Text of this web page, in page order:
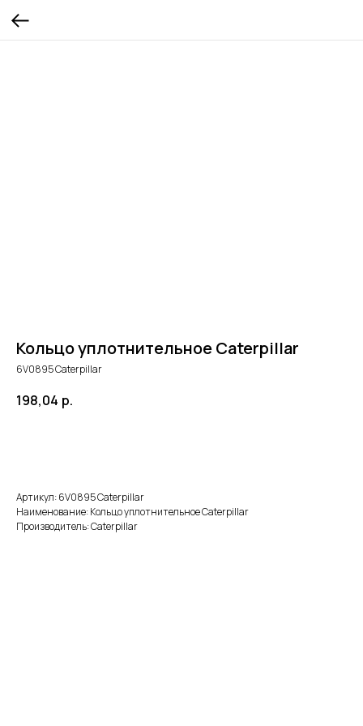
Кольцо уплотнительное Caterpillar
6V0895 Caterpillar
198,04 р.
Артикул: 6V0895 Caterpillar
Наименование: Кольцо уплотнительное Caterpillar
Производитель: Caterpillar